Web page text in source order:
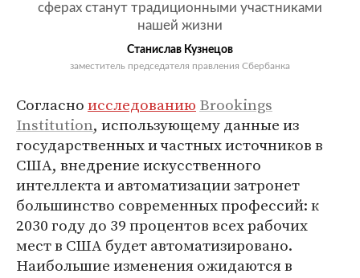
сферах станут традиционными участниками
нашей жизни
Станислав Кузнецов
заместитель председателя правления Сбербанка
Согласноисследованию Brookings
Institution, использующему данные из
государственных и частных источников в
США, внедрение искусственного
интеллекта и автоматизации затронет
большинство современных профессий: к
2030 году до 39 процентов всех рабочих
мест в США будет автоматизировано.
Наибольшие изменения ожидаются в